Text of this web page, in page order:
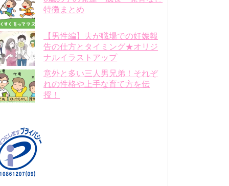
特徴まとめ
【男性編】夫が職場での妊娠報
告の仕方とタイミング★オリジ
ナルイラストアップ
意外と多い三人男兄弟！それぞ
れの性格や上手な育て方を伝
授！